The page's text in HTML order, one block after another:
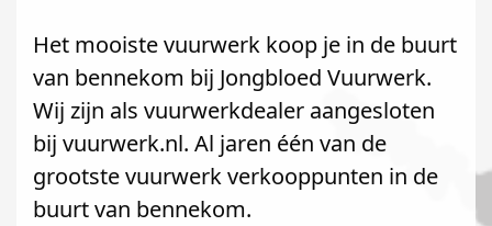
Het mooiste vuurwerk koop je in de buurt
van bennekom bij Jongbloed Vuurwerk.
Wij zijn als vuurwerkdealer aangesloten
bij vuurwerk.nl. Al jaren één van de
grootste vuurwerk verkooppunten in de
buurt van bennekom.